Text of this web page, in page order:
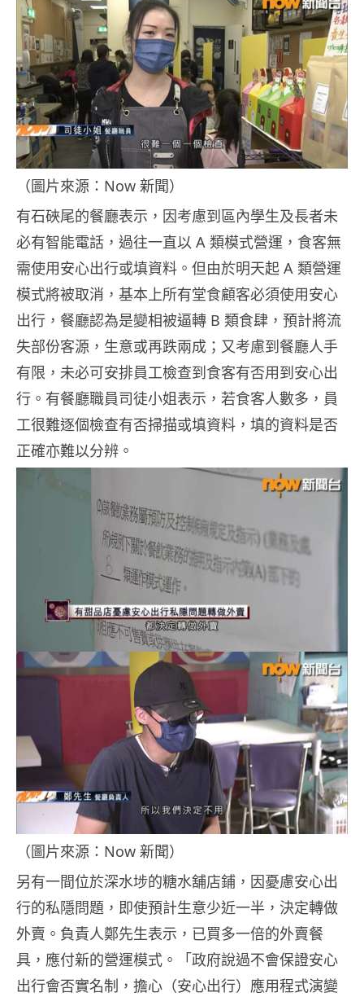
（圖片來源：Now 新聞）
有石硤尾的餐廳表示，因考慮到區內學生及長者未
必有智能電話，過往一直以 A 類模式營運，食客無
需使用安心出行或填資料。但由於明天起 A 類營運
模式將被取消，基本上所有堂食顧客必須使用安心
出行，餐廳認為是變相被逼轉 B 類食肆，預計將流
失部份客源，生意或再跌兩成；又考慮到餐廳人手
有限，未必可安排員工檢查到食客有否用到安心出
行。有餐廳職員司徒小姐表示，若食客人數多，員
工很難逐個檢查有否掃描或填資料，填的資料是否
正確亦難以分辨。
（圖片來源：Now 新聞）
另有一間位於深水埗的糖水舖店鋪，因憂慮安心出
行的私隱問題，即使預計生意少近一半，決定轉做
外賣。負責人鄭先生表示，已買多一倍的外賣餐
具，應付新的營運模式。「政府說過不會保證安心
出行會否實名制，擔心（安心出行）應用程式演變